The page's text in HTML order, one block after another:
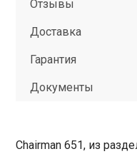
Отзывы
Доставка
Гарантия
Документы
Chairman 651, из